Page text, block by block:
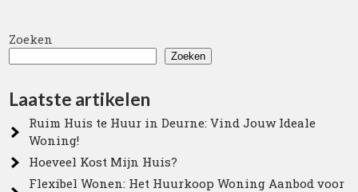
Zoeken
Zoeken
Laatste artikelen
Ruim Huis te Huur in Deurne: Vind Jouw Ideale
Woning!
Hoeveel Kost Mijn Huis?
Flexibel Wonen: Het Huurkoop Woning Aanbod voor